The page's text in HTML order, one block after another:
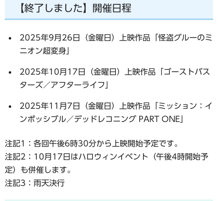
【終了しました】開催日程
2025年9月26日（金曜日）上映作品「怪盗グルーのミ
ニオン超変身」
2025年10月17日（金曜日）上映作品「ゴーストバス
ターズ／アフターライフ」
2025年11月7日（金曜日）上映作品「ミッション：イ
ンポッシブル／デッドレコニング PART ONE」
注記1：各回午後6時30分から上映開始予定です。
注記2：10月17日はハロウィンイベント（午後4時開始予
定）も併催します。
注記3：雨天決行